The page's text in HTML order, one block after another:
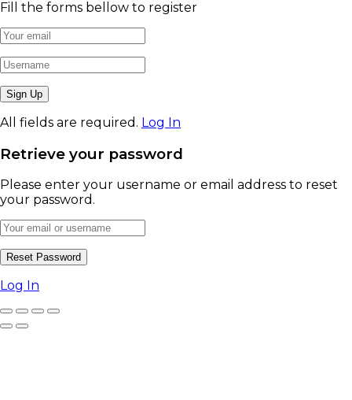
Fill the forms bellow to register
All fields are required. Log In
Retrieve your password
Please enter your username or email address to reset
your password.
Log In